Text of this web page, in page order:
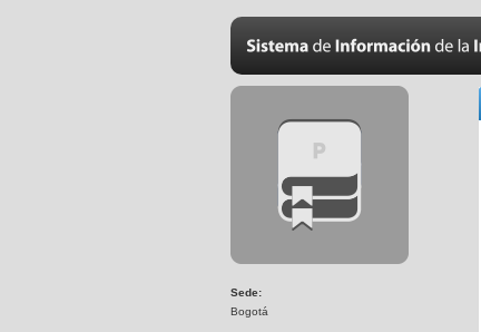
Sede:
Bogotá